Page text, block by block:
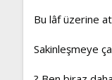
Bu lâf üzerine
Sakinleşmeye